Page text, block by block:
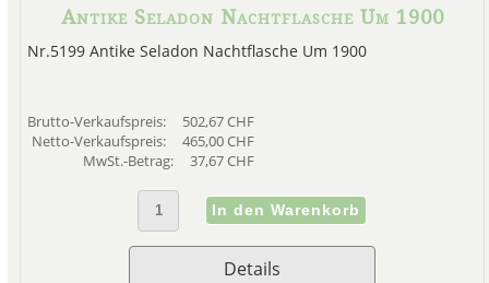
Antike Seladon Nachtflasche Um 1900
Nr.5199 Antike Seladon Nachtflasche Um 1900
Brutto-Verkaufspreis:
502,67 CHF
Netto-Verkaufspreis:
465,00 CHF
MwSt.-Betrag:
37,67 CHF
Details